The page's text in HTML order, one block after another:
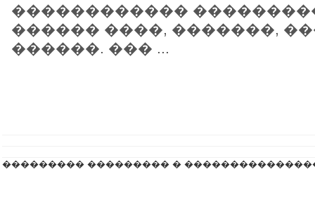
������������
������ ����, �������,
������. ��� ...
��������� ��������� �